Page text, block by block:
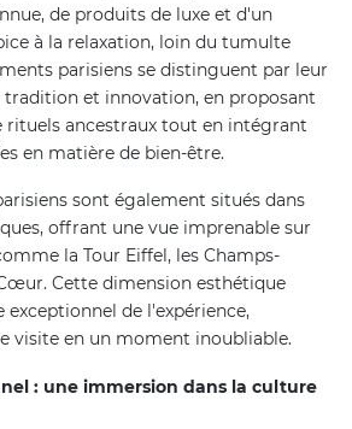
de produits de luxe et d'un
à la relaxation, loin du tumulte
parisiens se distinguent par leur
tradition et innovation, en proposant
rituels ancestraux tout en intégrant
en matière de bien-être.
sont également situés dans
offrant une vue imprenable sur
la Tour Eiffel, les Champs-
Cette dimension esthétique
exceptionnel de l'expérience,
visite en un moment inoubliable.
: une immersion dans la culture